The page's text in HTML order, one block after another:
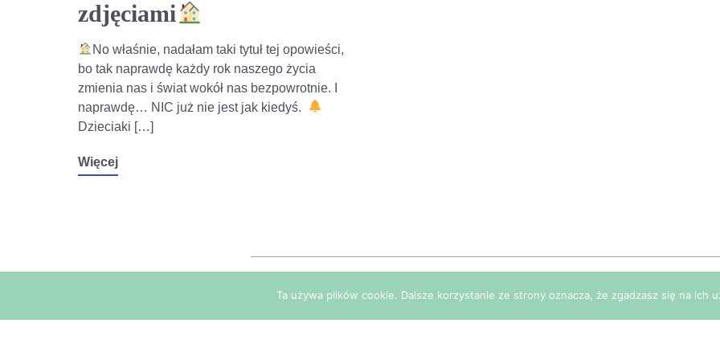
zdjęciami
No właśnie, nadałam taki tytuł tej opowieści,
bo tak naprawdę każdy rok naszego życia
zmienia nas i świat wokół nas bezpowrotnie. I
naprawdę… NIC już nie jest jak kiedyś.
Dzieciaki […]
Więcej
© Joanna Durczok - Studio Lomo 2026 Rybnik / Żory
Ta używa plików cookie. Dalsze korzystanie ze strony oznacza, że zgadzasz się na ich